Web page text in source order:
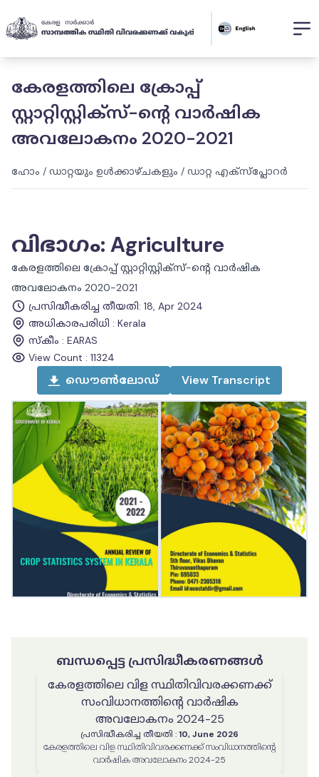
കേരളത്തിലെ ക്രോപ്പ്
സ്റ്റാറ്റിസ്റ്റിക്‌സ്-ന്റെ വാർഷിക
അവലോകനം 2020-2021
ഹോം / ഡാറ്റയും ഉൾക്കാഴ്ചകളും / ഡാറ്റ എക്സ്പ്ലോറർ
വിഭാഗം: Agriculture
കേരളത്തിലെ ക്രോപ്പ് സ്റ്റാറ്റിസ്റ്റിക്‌സ്-ന്റെ വാർഷിക
അവലോകനം 2020-2021
പ്രസിദ്ധീകരിച്ച തീയതി: 18, Apr 2024
അധികാരപരിധി : Kerala
സ്കീം : EARAS
View Count : 11324
ഡൌൺലോഡ് View Transcript
ബന്ധപ്പെട്ട പ്രസിദ്ധീകരണങ്ങൾ
കേരളത്തിലെ വിള സ്ഥിതിവിവരക്കണക്ക്
സംവിധാനത്തിൻ്റെ വാർഷിക
അവലോകനം 2024-25
പ്രസിദ്ധീകരിച്ച തീയതി :10, June 2026
കേരളത്തിലെ വിള സ്ഥിതിവിവരക്കണക്ക് സംവിധാനത്തിൻ്റെ
വാർഷിക അവലോകനം 2024-25